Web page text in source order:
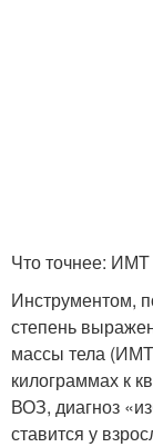
Что точнее: ИМТ
Инструментом,
степень
массы тела
килограммах к
ВОЗ, диагноз
ставится у